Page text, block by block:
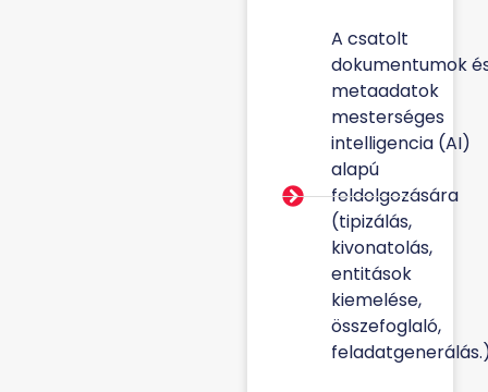
A csatolt
dokumentumok
metaadatok
mesterséges
intelligencia (AI)
alapú
feldolgozására
(tipizálás,
kivonatolás,
entitások
kiemelése,
összefoglaló,